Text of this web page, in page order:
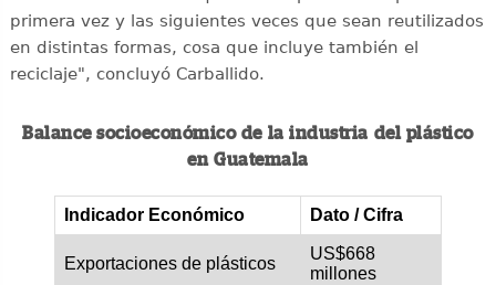
primera vez y las siguientes veces que sean reutilizados
en distintas formas, cosa que incluye también el
reciclaje", concluyó Carballido.
Balance socioeconómico de la industria del plástico
en Guatemala
Indicador Económico Dato / Cifra
Exportaciones de plásticos
US$668
millones